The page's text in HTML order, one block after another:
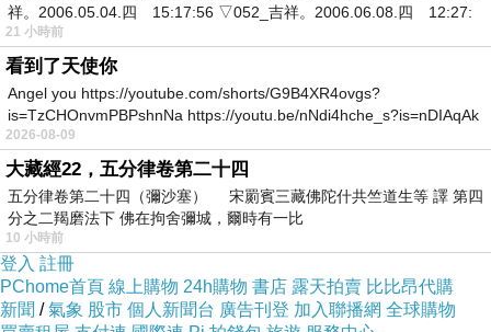
祥。2006.05.04.四 15:17:56 ▽052_吉祥。2006.06.08.四 12:27:
21 小時前
看到了天使你
Angel you https://youtube.com/shorts/G9B4XR4ovgs?
is=TzCHOnvmPBPshnNa https://youtu.be/nNdi4hche_s?is=nDIAqAk
2026-08-09
大藏經22，五分律卷第二十四
五分律卷第二十四（彌沙塞） 宋罽賓三藏佛陀什共竺道生等 譯 第四
分之二羯磨法下 佛在拘舍彌城，爾時有一比
10 小時前
登入 註冊
PChome首頁 線上購物 24h購物 書店 露天拍賣 比比昂代購
新聞 /氣象 股市 個人新聞台 廣告刊登 加入聯播網 全球購物